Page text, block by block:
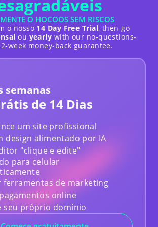
ferramenta que economiza
de usar e oferece diferentes
sua necessidade.Sua equipe de
cooperativa e colaborativa
pedido muito a sério. Parabéns a
Desempenho
para construir um site de
um amigo, a IA e os recursos
um ajuste perfeito.Os
controle atuais que você tem para
o site e as páginas de acordo com
são ótimos... Houve um ou
iniciais que exigiram contato
O HOCOOS SEM RISCOS
o nosso 14 Day Free Trial, then go
ou yearly with our no-questions-
week money-back guarantee.
semanas
de 14 Dias
um site profissional
design alimentado por IA
"clique e edite"
para celular
ferramentas de marketing
online
seu próprio domínio